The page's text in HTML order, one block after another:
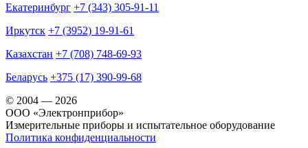
Екатеринбург +7 (343) 305-91-11
Иркутск +7 (3952) 19-91-61
Казахстан +7 (708) 748-69-93
Беларусь +375 (17) 390-99-68
© 2004 — 2026
OOO «Электронприбор»
Измерительные приборы и испытательное оборудование
Политика конфиденциальности